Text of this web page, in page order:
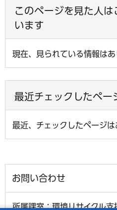
このページを見た人
います
現在、見られている情報はあ
最近チェックしたペー
最近、チェックしたページは
お問い合わせ
所属課室：環境リサイクル